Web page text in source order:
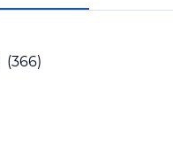
(366)